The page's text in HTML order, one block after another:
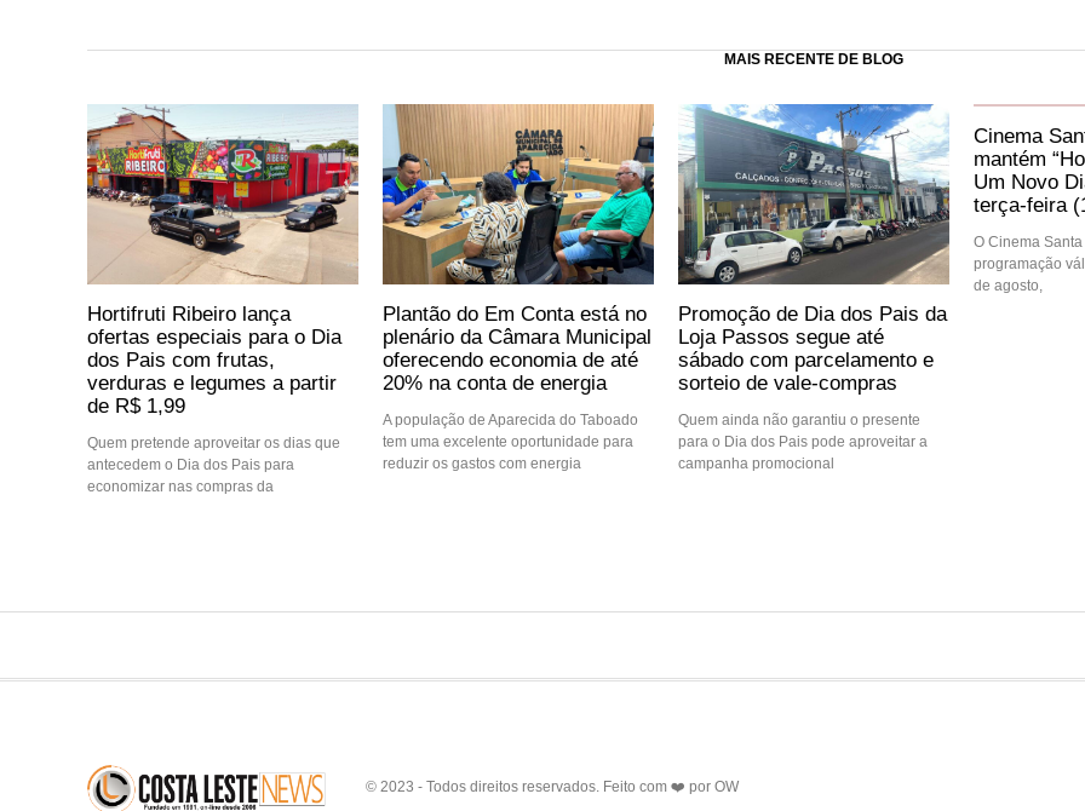
MAIS RECENTE DE BLOG
Hortifruti Ribeiro lança
ofertas especiais para o Dia
dos Pais com frutas,
verduras e legumes a partir
de R$ 1,99
Quem pretende aproveitar os dias que
antecedem o Dia dos Pais para
economizar nas compras da
Plantão do Em Conta está no
plenário da Câmara Municipal
oferecendo economia de até
20% na conta de energia
A população de Aparecida do Taboado
tem uma excelente oportunidade para
reduzir os gastos com energia
Promoção de Dia dos Pais da
Loja Passos segue até
sábado com parcelamento e
sorteio de vale-compras
Quem ainda não garantiu o presente
para o Dia dos Pais pode aproveitar a
campanha promocional
Cinema
mantém
Um Novo
terça-feira
O Cinema
programação
de agosto,
© 2023 - Todos direitos reservados. Feito com ❤️ por OW